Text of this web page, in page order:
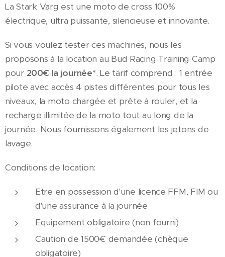
La Stark Varg est une moto de cross 100%
électrique, ultra puissante, silencieuse et innovante.
Si vous voulez tester ces machines, nous les
proposons à la location au Bud Racing Training Camp
pour 200€ la journée*. Le tarif comprend : 1 entrée
pilote avec accès 4 pistes différentes pour tous les
niveaux, la moto chargée et prête à rouler, et la
recharge illimitée de la moto tout au long de la
journée. Nous fournissons également les jetons de
lavage.
Conditions de location:
Etre en possession d'une licence FFM, FIM ou
d'une assurance à la journée
Equipement obligatoire (non fourni)
Caution de 1500€ demandée (chèque
obligatoire)